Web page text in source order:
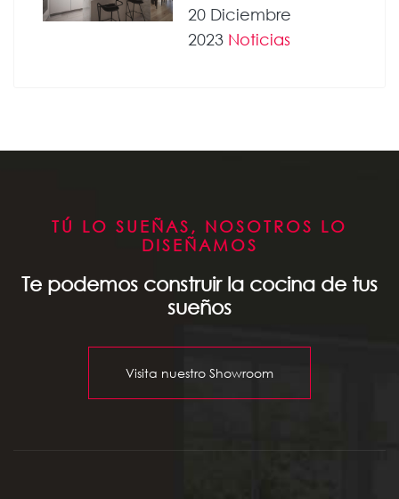
20 Diciembre
2023 Noticias
TÚ LO SUEÑAS, NOSOTROS LO
DISEÑAMOS
Te podemos construir la cocina de tus
sueños
Visita nuestro Showroom